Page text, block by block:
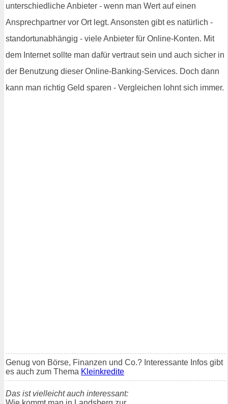
unterschiedliche Anbieter - wenn man Wert auf einen
Ansprechpartner vor Ort legt. Ansonsten gibt es natürlich -
standortunabhängig - viele Anbieter für Online-Konten. Mit
dem Internet sollte man dafür vertraut sein und auch sicher in
der Benutzung dieser Online-Banking-Services. Doch dann
kann man richtig Geld sparen - Vergleichen lohnt sich immer.
Genug von Börse, Finanzen und Co.? Interessante Infos gibt
es auch zum Thema Kleinkredite
Das ist vielleicht auch interessant: